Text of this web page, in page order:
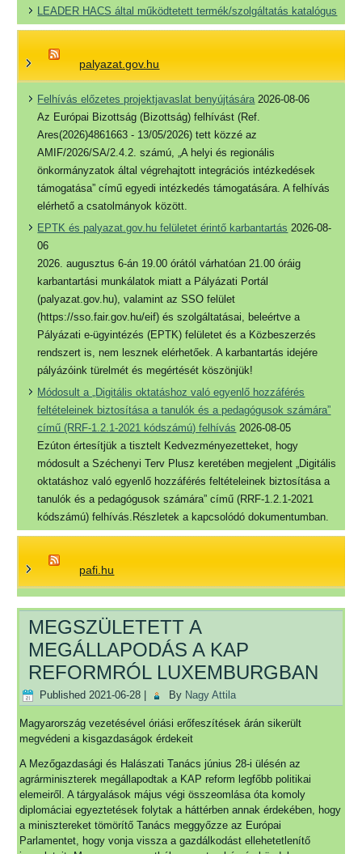
LEADER HACS által működtetett termék/szolgáltatás katalógus
palyazat.gov.hu
Felhívás előzetes projektjavaslat benyújtására 2026-08-06
Az Európai Bizottság (Bizottság) felhívást (Ref.
Ares(2026)4861663 - 13/05/2026) tett közzé az
AMIF/2026/SA/2.4.2. számú, „A helyi és regionális
önkormányzatok által végrehajtott integrációs intézkedések
támogatása” című egyedi intézkedés támogatására. A felhívás
elérhető a csatolmányok között.
EPTK és palyazat.gov.hu felületet érintő karbantartás 2026-08-
06
2026. augusztus 6-án 19.00 órától várhatóan 21.00 óráig
karbantartási munkálatok miatt a Pályázati Portál
(palyazat.gov.hu), valamint az SSO felület
(https://sso.fair.gov.hu/eif) és szolgáltatásai, beleértve a
Pályázati e-ügyintézés (EPTK) felületet és a Közbeszerzés
rendszert is, nem lesznek elérhetőek. A karbantartás idejére
pályázóink türelmét és megértését köszönjük!
Módosult a „Digitális oktatáshoz való egyenlő hozzáférés
feltételeinek biztosítása a tanulók és a pedagógusok számára”
című (RRF-1.2.1-2021 kódszámú) felhívás 2026-08-05
Ezúton értesítjük a tisztelt Kedvezményezetteket, hogy
módosult a Széchenyi Terv Plusz keretében megjelent „Digitális
oktatáshoz való egyenlő hozzáférés feltételeinek biztosítása a
tanulók és a pedagógusok számára” című (RRF-1.2.1-2021
kódszámú) felhívás.Részletek a kapcsolódó dokumentumban.
pafi.hu
MEGSZÜLETETT A
MEGÁLLAPODÁS A KAP
REFORMRÓL LUXEMBURGBAN
Published 2021-06-28 By Nagy Attila
Magyarország vezetésével óriási erőfeszítések árán sikerült
megvédeni a kisgazdaságok érdekeit
A Mezőgazdasági és Halászati Tanács június 28-i ülésén az
agrárminiszterek megállapodtak a KAP reform legfőbb politikai
elemeiről. A tárgyalások május végi összeomlása óta komoly
diplomáciai egyeztetések folytak a háttérben annak érdekében, hogy
a minisztereket tömörítő Tanács meggyőzze az Európai
Parlamentet, hogy vonja vissza a gazdálkodást ellehetetlenítő